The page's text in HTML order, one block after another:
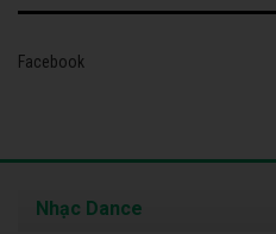
Facebook
Nhạc Dance